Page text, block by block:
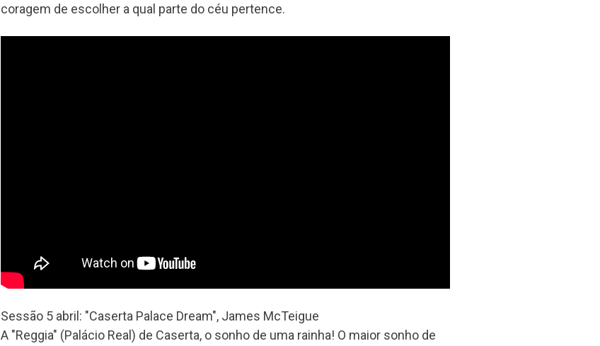
coragem de escolher a qual parte do céu pertence.
Sessão 5 abril: "Caserta Palace Dream", James McTeigue
A "Reggia" (Palácio Real) de Caserta, o sonho de uma rainha! O maior sonho de